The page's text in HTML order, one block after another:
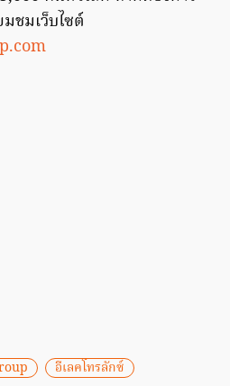
ชมเว็บไซต์
อีเลคโทรลักซ์